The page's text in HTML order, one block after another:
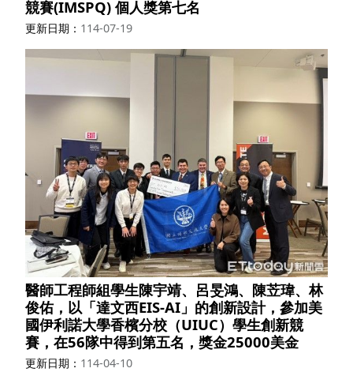
競賽(IMSPQ) 個人獎第七名
更新日期 114-07-19
醫師工程師組學生陳宇靖、呂旻鴻、陳苙瑋、林
俊佑，以「達文西EIS-AI」的創新設計，參加美
國伊利諾大學香檳分校（UIUC）學生創新競
賽，在56隊中得到第五名，獎金25000美金
更新日期 114-04-10